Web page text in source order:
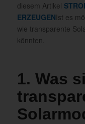
diesem Artikel
ERZEUGEN Ist es
wie transparente
könnten.
1. Was